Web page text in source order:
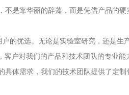
靠华丽的辞藻，而是凭借产品的硬
优选。无论是实验室研究，还是生
户对我们的产品和技术团队的专业能
需求，我们的技术团队提供了定